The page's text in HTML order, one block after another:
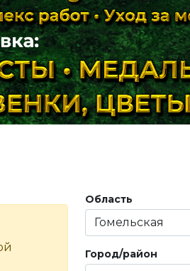
Область
Город/район